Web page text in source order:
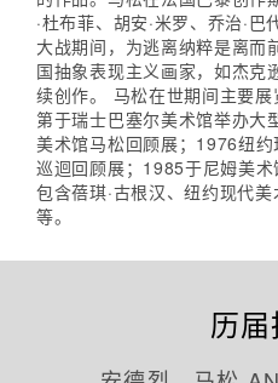
·杜布菲、胡安·米罗、乔治·
大战期间，为逃离纳粹是离而
国抽象表现主义画家，如杰克
续创作。 马松在世期间主要
第于瑞士巴塞尔美术馆举办
美术馆马松回顾展；1976纽
巡迴回顾展；1985于尼姆美
包含蓓琪·古根汉、纽约现代
等。
历